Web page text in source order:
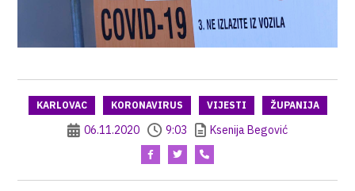
KARLOVAC KORONAVIRUS VIJESTI ŽUPANIJA
06.11.2020 9:03 Ksenija Begović